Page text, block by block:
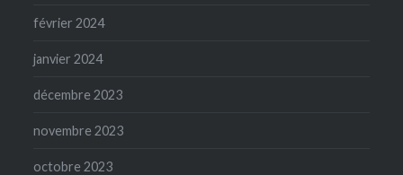
février 2024
janvier 2024
décembre 2023
novembre 2023
octobre 2023